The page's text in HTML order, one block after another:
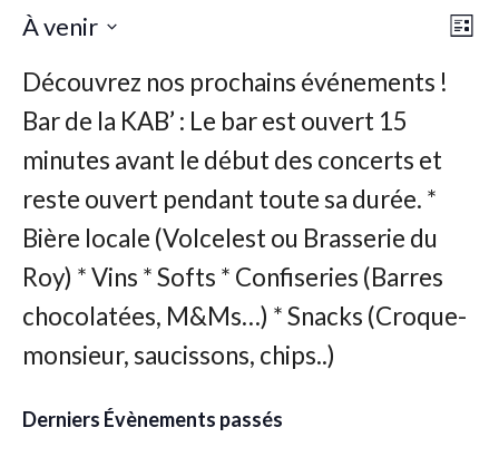
par
Liste
À venir
une
date.
Derniers Évènements passés